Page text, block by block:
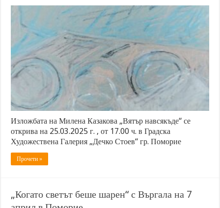
Изложбата на Милена Казакова „Вятър навсякъде“ се
открива на 25.03.2025 г. , от 17.00 ч. в Градска
Художествена Галерия „Дечко Стоев“ гр. Поморие
Прочети »
„Когато светът беше шарен“ с Въргала на 7